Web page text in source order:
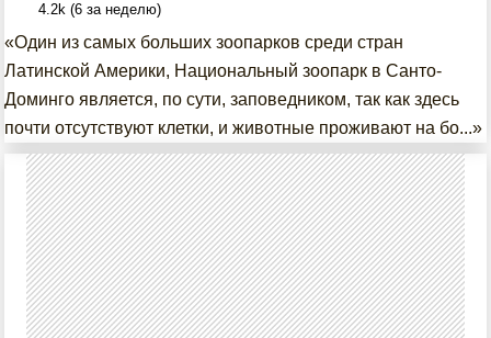
4.2k (6 за неделю)
«Один из самых больших зоопарков среди стран
Латинской Америки, Национальный зоопарк в Санто-
Доминго является, по сути, заповедником, так как здесь
почти отсутствуют клетки, и животные проживают на бо...»